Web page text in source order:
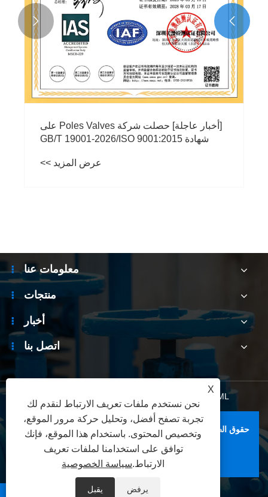
[أخبار عاجلة] حصلت شركة Poles Valves على
شهادة GB/T 19001-2026/ISO 9001:2015
فارقة أخرى في التزامها بالجودة!
عرض المزيد >>


معلومات عنا
منتجات
أخبار
اتصل بنا
XML
حقوق الطبع والنشر © 2026 شركة Zhejiang Bolaisi Valve Co.,
Ltd. جميع الحقوق محفوظة.
X
نحن نستخدم ملفات تعريف الارتباط لنقدم لك
تجربة تصفح أفضل، وتحليل حركة مرور الموقع،
وتخصيص المحتوى. باستخدام هذا الموقع، فإنك
توافق على استخدامنا لملفات تعريف
الارتباط.سياسة الخصوصية
يرفض يقبل